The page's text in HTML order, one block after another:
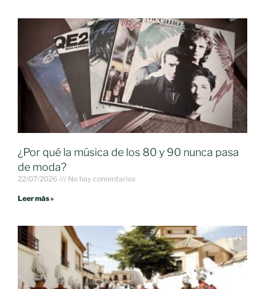
¿Por qué la música de los 80 y 90 nunca pasa
de moda?
22/07/2026 No hay comentarios
Leer más »